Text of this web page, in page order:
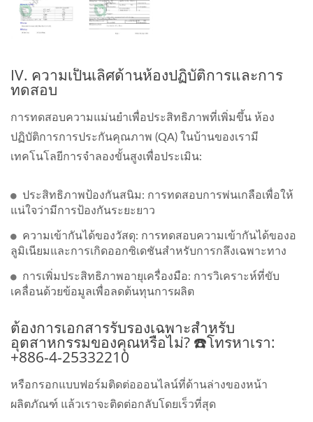
IV. ความเป็นเลิศด้านห้องปฏิบัติการและการ
ทดสอบ
การทดสอบความแม่นยำเพื่อประสิทธิภาพที่เพิ่มขึ้น ห้อง
ปฏิบัติการการประกันคุณภาพ (QA) ในบ้านของเรามี
เทคโนโลยีการจำลองขั้นสูงเพื่อประเมิน:
ประสิทธิภาพป้องกันสนิม: การทดสอบการพ่นเกลือเพื่อให้
แน่ใจว่ามีการป้องกันระยะยาว
ความเข้ากันได้ของวัสดุ: การทดสอบความเข้ากันได้ของอ
ลูมิเนียมและการเกิดออกซิเดชันสำหรับการกลึงเฉพาะทาง
การเพิ่มประสิทธิภาพอายุเครื่องมือ: การวิเคราะห์ที่ขับ
เคลื่อนด้วยข้อมูลเพื่อลดต้นทุนการผลิต
ต้องการเอกสารรับรองเฉพาะสำหรับ
อุตสาหกรรมของคุณหรือไม่? ☎️โทรหาเรา:
+886-4-25332210
หรือกรอกแบบฟอร์มติดต่อออนไลน์ที่ด้านล่างของหน้า
ผลิตภัณฑ์ แล้วเราจะติดต่อกลับโดยเร็วที่สุด